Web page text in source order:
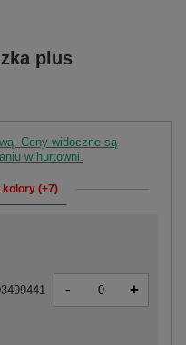
plus
Ceny widoczne są
w hurtowni.
(+7)
- +